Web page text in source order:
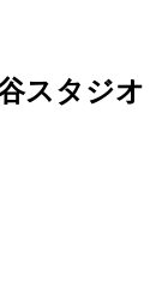
スタジオ